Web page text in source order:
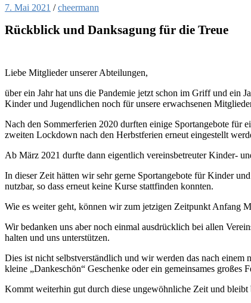
7. Mai 2021 /cheermann
Rückblick und Danksagung für die Treue
Liebe Mitglieder unserer Abteilungen,
über ein Jahr hat uns die Pandemie jetzt schon im Griff und ein
Kinder und Jugendlichen noch für unsere erwachsenen
Nach den Sommerferien 2020 durften einige Sportangebote für
zweiten Lockdown nach den Herbstferien erneut eingestellt
Ab März 2021 durfte dann eigentlich vereinsbetreuter Kinder-
In dieser Zeit hätten wir sehr gerne Sportangebote für Kinder
nutzbar, so dass erneut keine Kurse stattfinden konnten.
Wie es weiter geht, können wir zum jetzigen Zeitpunkt Anfang
Wir bedanken uns aber noch einmal ausdrücklich bei allen
halten und uns unterstützen.
Dies ist nicht selbstverständlich und wir werden das nach
kleine „Dankeschön“ Geschenke oder ein gemeinsames großes
Kommt weiterhin gut durch diese ungewöhnliche Zeit und